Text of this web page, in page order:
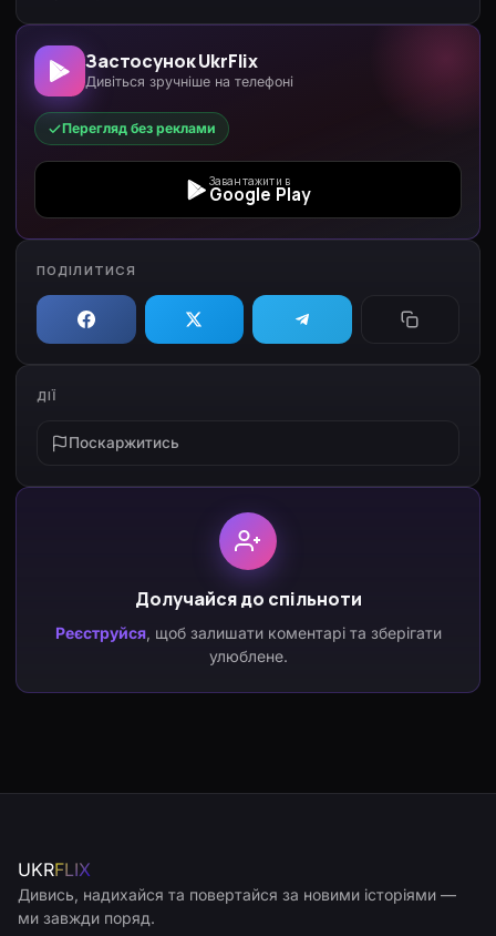
Застосунок UkrFlix
Дивіться зручніше на телефоні
Перегляд без реклами
Завантажити в
Google Play
ПОДІЛИТИСЯ
ДІЇ
Поскаржитись
Долучайся до спільноти
Реєструйся, щоб залишати коментарі та зберігати
улюблене.
UKRFLIX
Дивись, надихайся та повертайся за новими історіями —
ми завжди поряд.